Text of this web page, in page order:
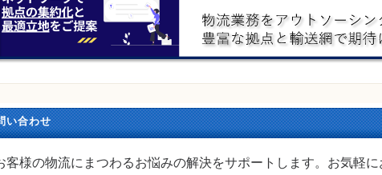
い合わせ
客様の物流にまつわるお悩みの解決をサポートします。お気軽に